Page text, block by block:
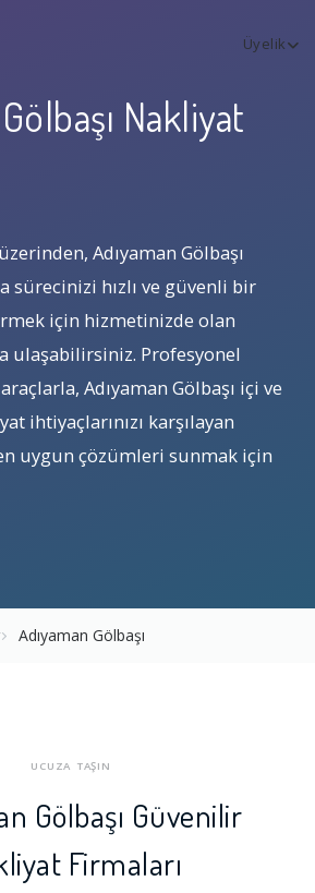
Üyelik
Nakliyat
Adıyaman Gölbaşı
sürecinizi hızlı ve güvenli bir
için hizmetinizde olan
ulaşabilirsiniz. Profesyonel
Adıyaman Gölbaşı içi ve
ihtiyaçlarınızı karşılayan
uygun çözümleri sunmak için
Adıyaman Gölbaşı
UCUZA TAŞIN
Gölbaşı Güvenilir
Firmaları